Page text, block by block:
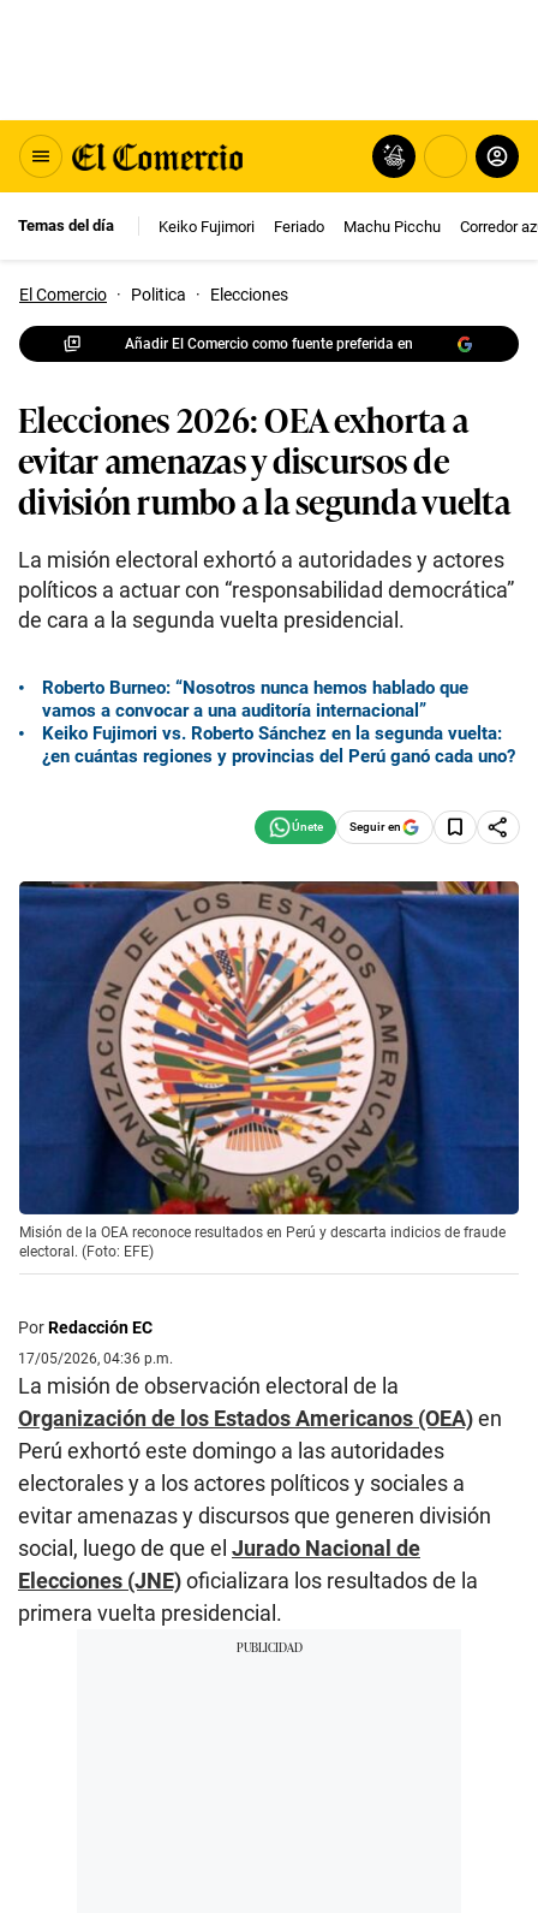
Temas del día Keiko Fujimori Feriado Machu Picchu Corredor
El Comercio · Politica · Elecciones
Añadir El Comercio como fuente preferida en
Elecciones 2026: OEA exhorta a
evitar amenazas y discursos de
división rumbo a la segunda vuelta
La misión electoral exhortó a autoridades y actores
políticos a actuar con “responsabilidad democrática”
de cara a la segunda vuelta presidencial.
Roberto Burneo: “Nosotros nunca hemos hablado que
vamos a convocar a una auditoría internacional”
Keiko Fujimori vs. Roberto Sánchez en la segunda vuelta:
¿en cuántas regiones y provincias del Perú ganó cada uno?
Seguir en
Misión de la OEA reconoce resultados en Perú y descarta indicios de fraude
electoral. (Foto: EFE)
PorRedacción EC
17/05/2026, 04:36 p.m.
La misión de observación electoral de la
Organización de los Estados Americanos (OEA)en
Perú exhortó este domingo a las autoridades
electorales y a los actores políticos y sociales a
evitar amenazas y discursos que generen división
social, luego de que el Jurado Nacional de
Elecciones (JNE)oficializara los resultados de la
primera vuelta presidencial.